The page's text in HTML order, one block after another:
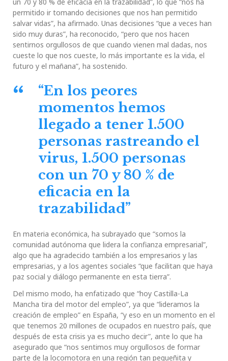
un 70 y 80 % de eficacia en la trazabilidad”, lo que “nos ha
permitido ir tomando decisiones que nos han permitido
salvar vidas”, ha afirmado. Unas decisiones “que a veces han
sido muy duras”, ha reconocido, “pero que nos hacen
sentirnos orgullosos de que cuando vienen mal dadas, nos
cueste lo que nos cueste, lo más importante es la vida, el
futuro y el mañana”, ha sostenido.
“En los peores
momentos hemos
llegado a tener 1.500
personas rastreando el
virus, 1.500 personas
con un 70 y 80 % de
eficacia en la
trazabilidad”
En materia económica, ha subrayado que “somos la
comunidad autónoma que lidera la confianza empresarial”,
algo que ha agradecido también a los empresarios y las
empresarias, y a los agentes sociales “que facilitan que haya
paz social y diálogo permanente en esta tierra”.
Del mismo modo, ha enfatizado que “hoy Castilla-La
Mancha tira del motor del empleo”, ya que “lideramos la
creación de empleo” en España, “y eso en un momento en el
que tenemos 20 millones de ocupados en nuestro país, que
después de esta crisis ya es mucho decir”, ante lo que ha
asegurado que “nos sentimos muy orgullosos de formar
parte de la locomotora en una región tan pequeñita y